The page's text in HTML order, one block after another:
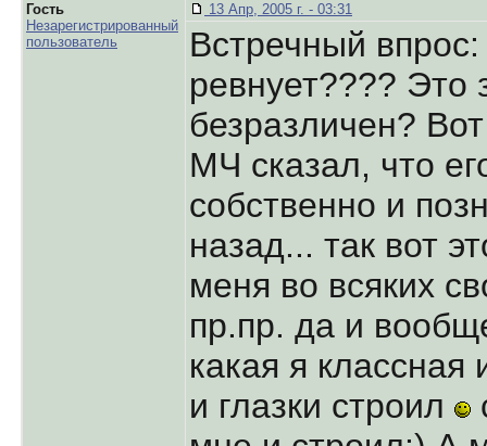
Гость
Незарегистрированный
пользователь
13 Апр, 2005 г. - 03:31
Встречный
ревнует???? Это
безразличен?
МЧ сказал, что
собственно и
назад... так вот
меня во всяких
пр.пр. да и
какая я
и глазки строил